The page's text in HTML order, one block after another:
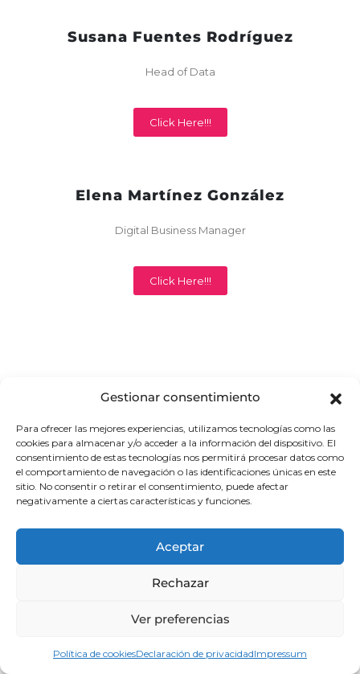
Gestionar consentimiento
Para ofrecer las mejores experiencias, utilizamos tecnologías como las
cookies para almacenar y/o acceder a la información del dispositivo. El
consentimiento de estas tecnologías nos permitirá procesar datos como
el comportamiento de navegación o las identificaciones únicas en este
sitio. No consentir o retirar el consentimiento, puede afectar
negativamente a ciertas características y funciones.
Aceptar
Rechazar
Ver preferencias
Política de cookiesDeclaración de privacidadImpressum
Susana Fuentes Rodríguez
Head of Data
Click Here!!!
Elena Martínez González
Digital Business Manager
Click Here!!!
Los Sponsors
Los Colaboradores
Ponentes